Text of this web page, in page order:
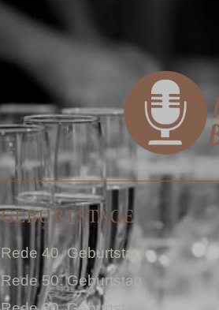
GEBURTSTAGE
Rede 40. Geburtstag
Rede 50. Geburtstag